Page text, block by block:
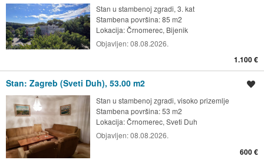
Stan u stambenoj zgradi, 3. kat
Stambena površina: 85 m2
Lokacija:Črnomerec, Bijenik
Objavljen:08.08.2026.
1.100 €
Stan: Zagreb (Sveti Duh), 53.00 m2
Stan u stambenoj zgradi, visoko prizemlje
Stambena površina: 53 m2
Lokacija:Črnomerec, Sveti Duh
Objavljen:08.08.2026.
600 €